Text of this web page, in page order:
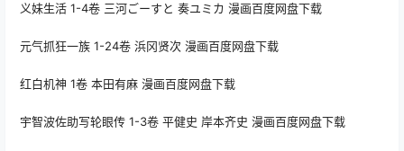
义妹生活 1-4卷 三河ごーすと 奏ユミカ 漫画百度网盘下载
元气抓狂一族 1-24卷 浜冈贤次 漫画百度网盘下载
红白机神 1卷 本田有麻 漫画百度网盘下载
宇智波佐助写轮眼传 1-3卷 平健史 岸本齐史 漫画百度网盘下载